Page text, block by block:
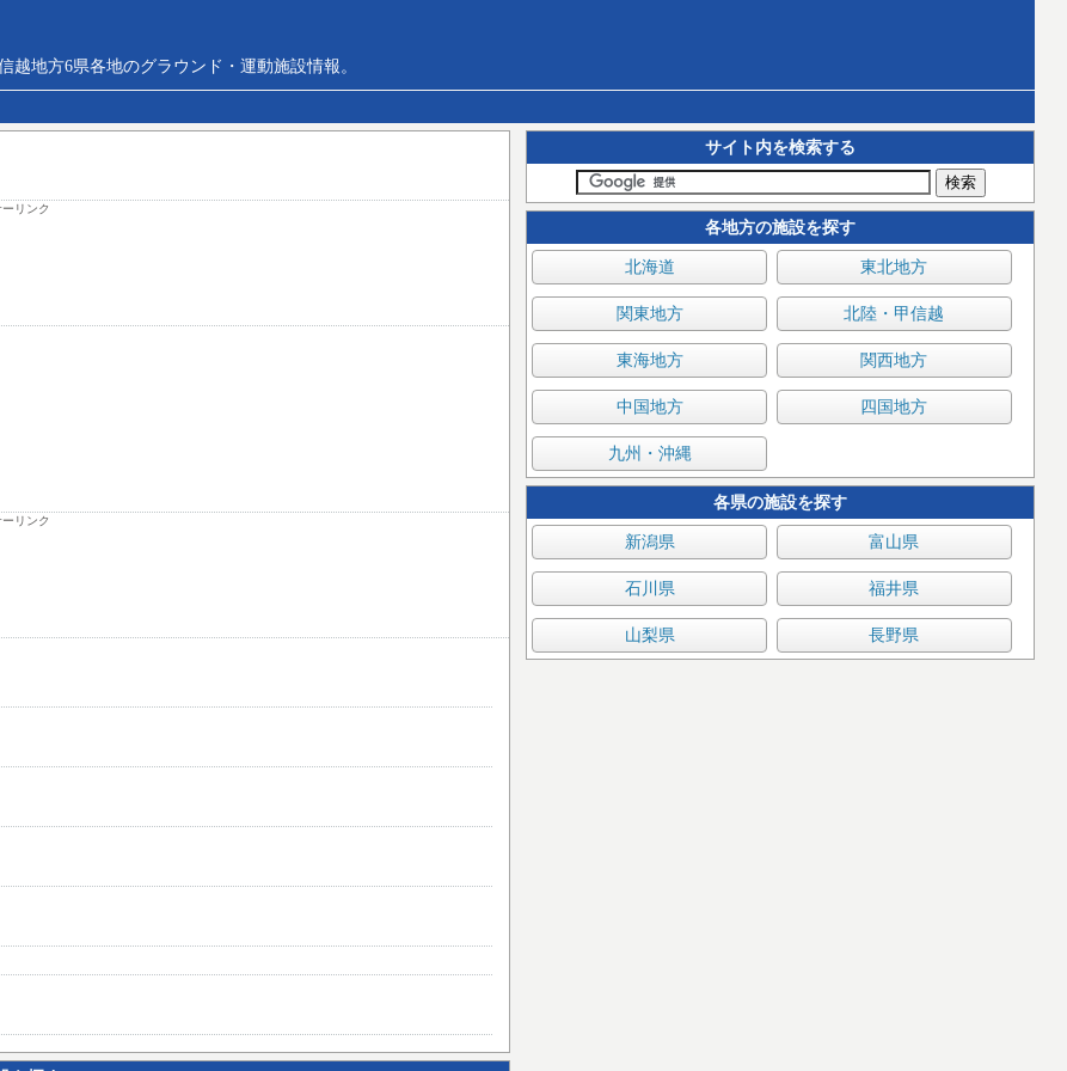
地方6県各地のグラウンド・運動施設情報。
サイト内を検索する
各地方の施設を探す
北海道 東北地方
関東地方 北陸・甲信越
東海地方 関西地方
中国地方 四国地方
九州・沖縄
各県の施設を探す
新潟県 富山県
石川県 福井県
山梨県 長野県
リンク
リンク